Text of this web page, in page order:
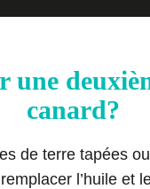
une
canard?
de terre tapées
l’huile et